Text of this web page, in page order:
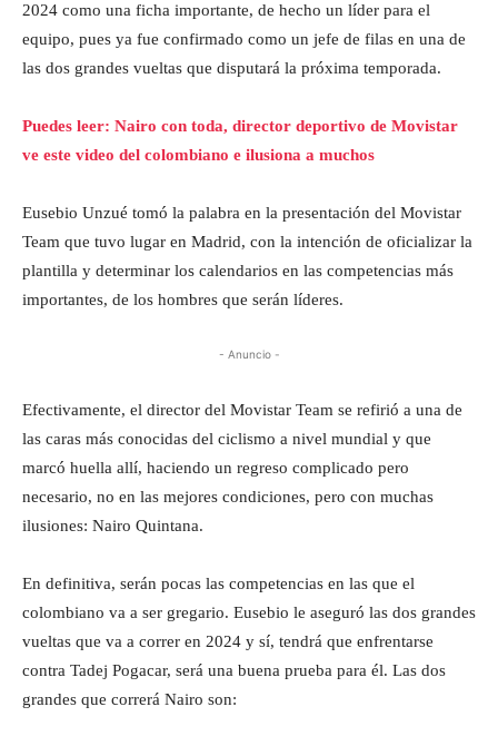
2024 como una ficha importante, de hecho un líder para el
equipo, pues ya fue confirmado como un jefe de filas en una de
las dos grandes vueltas que disputará la próxima temporada.
Puedes leer: Nairo con toda, director deportivo de Movistar
ve este video del colombiano e ilusiona a muchos
Eusebio Unzué tomó la palabra en la presentación del Movistar
Team que tuvo lugar en Madrid, con la intención de oficializar la
plantilla y determinar los calendarios en las competencias más
importantes, de los hombres que serán líderes.
- Anuncio -
Efectivamente, el director del Movistar Team se refirió a una de
las caras más conocidas del ciclismo a nivel mundial y que
marcó huella allí, haciendo un regreso complicado pero
necesario, no en las mejores condiciones, pero con muchas
ilusiones: Nairo Quintana.
En definitiva, serán pocas las competencias en las que el
colombiano va a ser gregario. Eusebio le aseguró las dos grandes
vueltas que va a correr en 2024 y sí, tendrá que enfrentarse
contra Tadej Pogacar, será una buena prueba para él. Las dos
grandes que correrá Nairo son: